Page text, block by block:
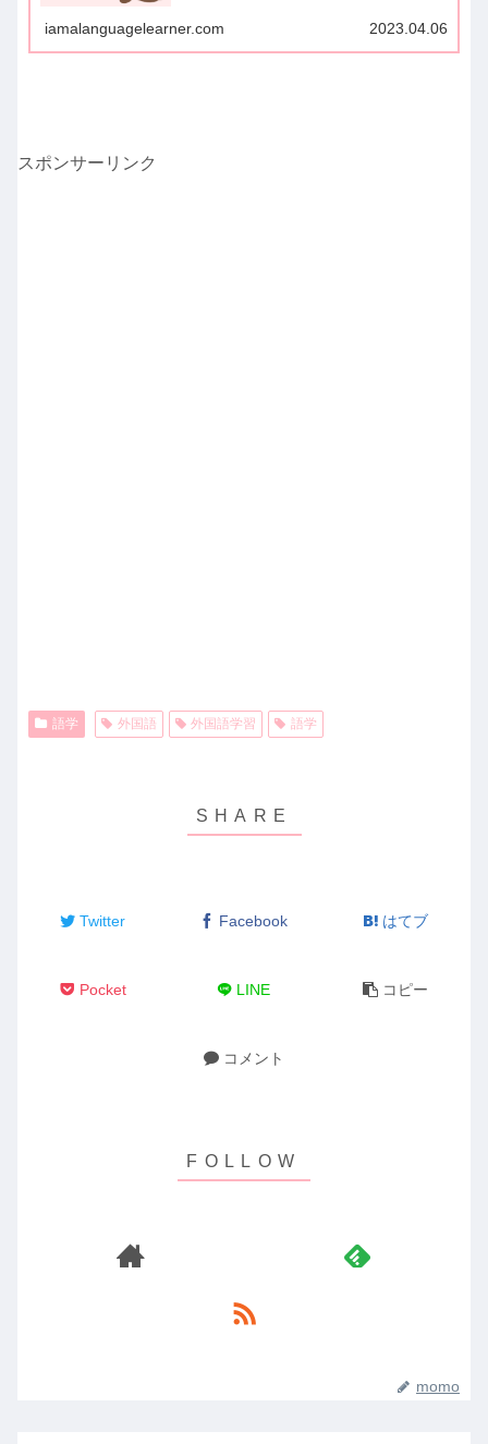
iamalanguagelearner.com 2023.04.06
スポンサーリンク
語学 外国語 外国語学習 語学
Twitter Facebook はてブ
Pocket LINE コピー
コメント
momo